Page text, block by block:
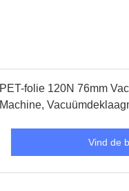
PET-folie 120N 76mm
Machine,
Vind de